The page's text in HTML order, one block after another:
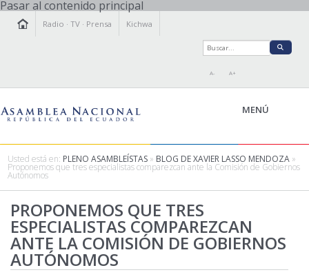
Pasar al contenido principal
Radio ·TV · Prensa Kichwa
A- A+
MENÚ
LEGISLAMOS
FISCALIZAMOS
TRANSPARENCIA
PRENSA
PARTICIPACIÓN
Usted está en: PLENO ASAMBLEÍSTAS » BLOG DE XAVIER LASSO MENDOZA »
Proponemos que tres especialistas comparezcan ante la Comisión de Gobiernos
Autónomos
PROPONEMOS QUE TRES
ESPECIALISTAS COMPAREZCAN
ANTE LA COMISIÓN DE GOBIERNOS
AUTÓNOMOS